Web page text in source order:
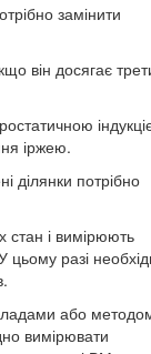
замінити
він досягає
іржею.
ділянки потрібно
стан і вимірюють
цьому разі
або
вимірювати